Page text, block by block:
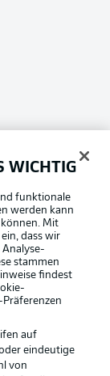
WICHTIG
funktionale
werden kann
Mit
dass wir
stammen
findest
Präferenzen
auf
eindeutige
von